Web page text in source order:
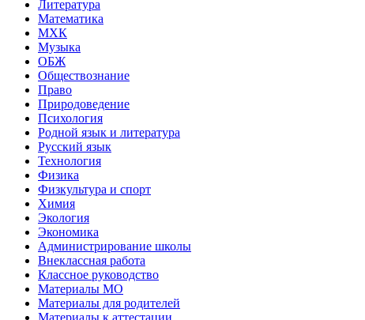
Литература
Математика
МХК
Музыка
ОБЖ
Обществознание
Право
Природоведение
Психология
Родной язык и литература
Русский язык
Технология
Физика
Физкультура и спорт
Химия
Экология
Экономика
Администрирование школы
Внеклассная работа
Классное руководство
Материалы МО
Материалы для родителей
Материалы к аттестации